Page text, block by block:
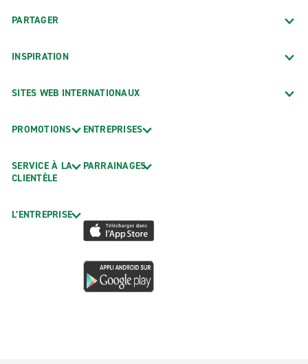
PARTAGER
INSPIRATION
SITES WEB INTERNATIONAUX
PROMOTIONS
SERVICE À LA
CLIENTÈLE
L’ENTREPRISE
ENTREPRISES
PARRAINAGES